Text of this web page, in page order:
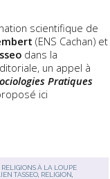
scientifique de
(ENS Cachan) et
dans la
un appel à
Pratiques
ici
RELIGIONS À LA LOUPE
TASSEO RELIGION